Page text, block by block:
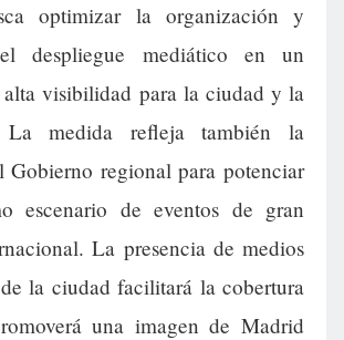
optimizar la organización y
despliegue mediático en un
visibilidad para la ciudad y la
La medida refleja también la
Gobierno regional para potenciar
escenario de eventos de gran
La presencia de medios
la ciudad facilitará la cobertura
una imagen de Madrid